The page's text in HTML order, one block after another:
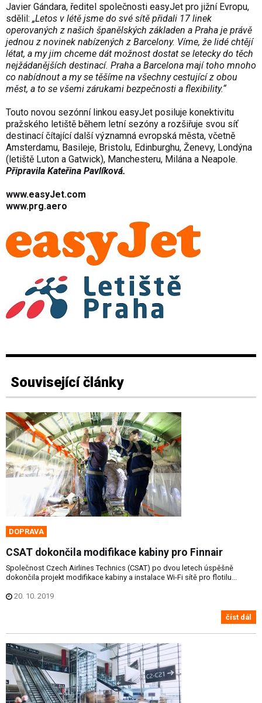
Javier Gándara, ředitel společnosti easyJet pro jižní Evropu,
sdělil: „Letos v létě jsme do své sítě přidali 17 linek
operovaných z našich španělských základen a Praha je právě
jednou z novinek nabízených z Barcelony. Víme, že lidé chtějí
létat, a my jim chceme dát možnost dostat se letecky do těch
nejžádanějších destinací. Praha a Barcelona mají toho mnoho
co nabídnout a my se těšíme na všechny cestující z obou
měst, a to se všemi zárukami bezpečnosti a flexibility.“
Touto novou sezónní linkou easyJet posiluje konektivitu
pražského letiště během letní sezóny a rozšiřuje svou síť
destinací čítající další významná evropská města, včetně
Amsterdamu, Basileje, Bristolu, Edinburghu, Ženevy, Londýna
(letiště Luton a Gatwick), Manchesteru, Milána a Neapole.
Připravila Kateřina Pavlíková.
www.easyJet.com
www.prg.aero
Související články
DOPRAVA
CSAT dokončila modifikace kabiny pro Finnair
Společnost Czech Airlines Technics (CSAT) po dvou letech úspěšně
dokončila projekt modifikace kabiny a instalace Wi-Fi sítě pro flotilu...
20. 10. 2019
číst dál